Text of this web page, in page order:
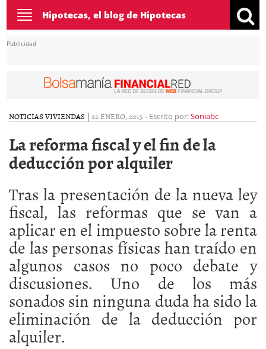
Toggle
navigation
Hipotecas, el blog de Hipotecas
Publicidad
NOTICIAS VIVIENDAS | 22 ENERO, 2015 - Escrito por:Soniabc
La reforma fiscal y el fin de la
deducción por alquiler
Tras la presentación de la nueva ley
fiscal, las reformas que se van a
aplicar en el impuesto sobre la renta
de las personas físicas han traído en
algunos casos no poco debate y
discusiones. Uno de los más
sonados sin ninguna duda ha sido la
eliminación de la deducción por
alquiler.